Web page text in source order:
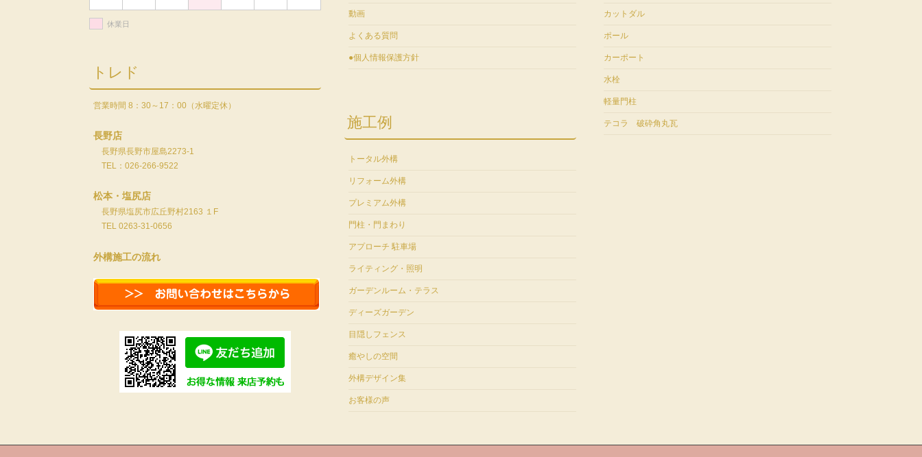
休業日
トレド
営業時間 8：30～17：00（水曜定休）
長野店
長野県長野市屋島2273-1
TEL：026-266-9522
松本・塩尻店
長野県塩尻市広丘野村2163 １F
TEL 0263-31-0656
外構施工の流れ
動画
よくある質問
●個人情報保護方針
施工例
トータル外構
リフォーム外構
プレミアム外構
門柱・門まわり
アプローチ 駐車場
ライティング・照明
ガーデンルーム・テラス
ディーズガーデン
目隠しフェンス
癒やしの空間
外構デザイン集
お客様の声
カットダル
ポール
カーポート
水栓
軽量門柱
テコラ 破砕角丸瓦